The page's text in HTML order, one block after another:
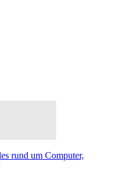
rund um Computer,